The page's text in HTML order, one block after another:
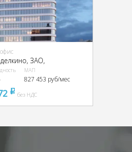
ЗАО,
МАП
827 453 руб/мес
pуббез НДС